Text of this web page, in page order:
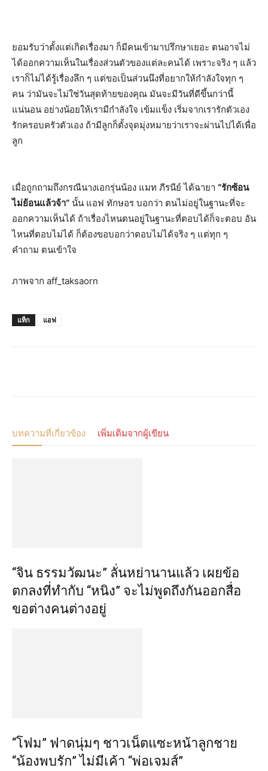
ยอมรับว่าตั้งแต่เกิดเรื่องมา ก็มีคนเข้ามาปรึกษาเยอะ ตนอาจไม่
ได้ออกความเห็นในเรื่องส่วนตัวของแต่ละคนได้ เพราะจริง ๆ แล้ว
เราก็ไม่ได้รู้เรื่องลึก ๆ แต่ขอเป็นส่วนนึงที่อยากให้กำลังใจทุก ๆ
คน ว่ามันจะไม่ใช่วันสุดท้ายของคุณ มันจะมีวันที่ดีขึ้นกว่านี้
แน่นอน อย่างน้อยให้เรามีกำลังใจ เข้มแข็ง เริ่มจากเรารักตัวเอง
รักครอบครัวตัวเอง ถ้ามีลูกก็ตั้งจุดมุ่งหมายว่าเราจะผ่านไปได้เพื่อ
ลูก
เมื่อถูกถามถึงกรณีนางเอกรุ่นน้อง แมท ภีรนีย์ ได้ฉายา “รักซ้อน
ไม่ย้อนแล้วจ้า“ นั้น แอฟ ทักษอร บอกว่า ตนไม่อยู่ในฐานะที่จะ
ออกความเห็นได้ ถ้าเรื่องไหนตนอยู่ในฐานะที่ตอบได้ก็จะตอบ อัน
ไหนที่ตอบไม่ได้ ก็ต้องขอบอกว่าตอบไม่ได้จริง ๆ แต่ทุก ๆ
คำถาม ตนเข้าใจ
ภาพจาก aff_taksaorn
แท็ก แอฟ
บทความที่เกี่ยวข้อง เพิ่มเติมจากผู้เขียน
“จิน ธรรมวัฒนะ” ลั่นหย่านานแล้ว เผยข้อ
ตกลงที่ทำกับ “หนิง” จะไม่พูดถึงกันออกสื่อ
ขอต่างคนต่างอยู่
“โฟม” ฟาดนุ่มๆ ชาวเน็ตแซะหน้าลูกชาย
“น้องพบรัก” ไม่มีเค้า “พ่อเจมส์”